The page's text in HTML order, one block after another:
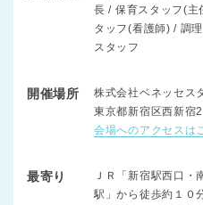
長 / 保育スタッフ(主
タッフ(看護師) / 調
スタッフ
開催場所
株式会社ベネッセ
東京都新宿区西新宿
会場へのアクセスは
最寄り
ＪＲ「新宿駅西口
駅」から徒歩約１０